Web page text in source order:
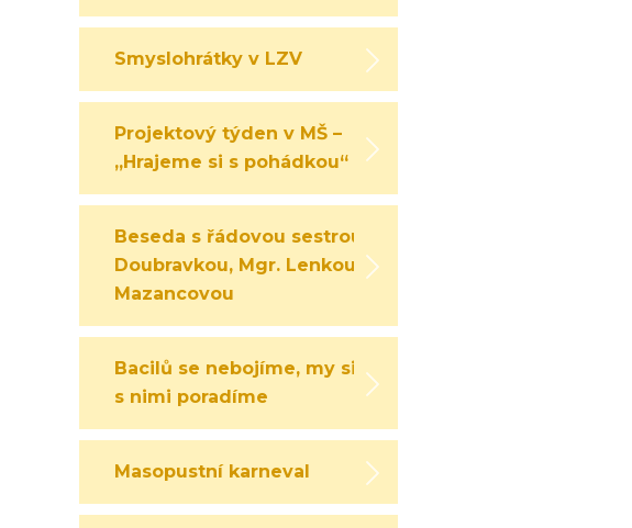
Smyslohrátky v LZV
Projektový týden v MŠ –
„Hrajeme si s pohádkou“
Beseda s řádovou sestrou
Doubravkou, Mgr. Lenkou
Mazancovou
Bacilů se nebojíme, my si
s nimi poradíme
Masopustní karneval